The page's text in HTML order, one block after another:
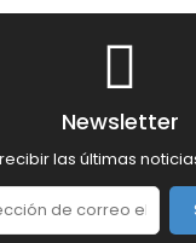
Newsletter
las últimas